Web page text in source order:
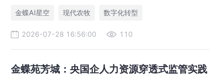
金蝶AI星空
现代农牧 数字化转型
2026-07-28 16:56:00 110
金蝶苑芳城：央国企人力资源穿透式监管实践